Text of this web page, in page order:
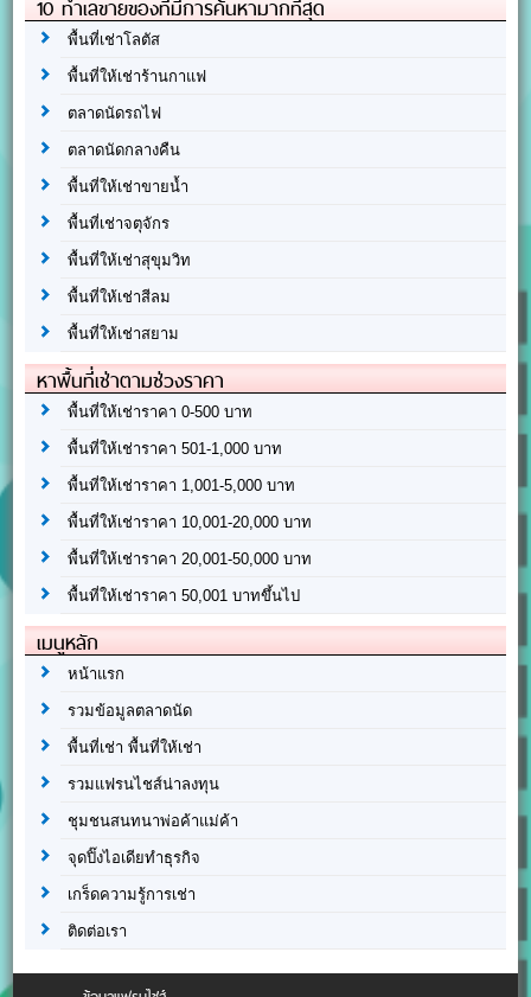
10 ทำเลขายของที่มีการค้นหามากที่สุด
พื้นที่เช่าโลตัส
พื้นที่ให้เช่าร้านกาแฟ
ตลาดนัดรถไฟ
ตลาดนัดกลางคืน
พื้นที่ให้เช่าขายน้ำ
พื้นที่เช่าจตุจักร
พื้นที่ให้เช่าสุขุมวิท
พื้นที่ให้เช่าสีลม
พื้นที่ให้เช่าสยาม
หาพื้นที่เช่าตามช่วงราคา
พื้นที่ให้เช่าราคา 0-500 บาท
พื้นที่ให้เช่าราคา 501-1,000 บาท
พื้นที่ให้เช่าราคา 1,001-5,000 บาท
พื้นที่ให้เช่าราคา 10,001-20,000 บาท
พื้นที่ให้เช่าราคา 20,001-50,000 บาท
พื้นที่ให้เช่าราคา 50,001 บาทขึ้นไป
เมนูหลัก
หน้าแรก
รวมข้อมูลตลาดนัด
พื้นที่เช่า พื้นที่ให้เช่า
รวมแฟรนไชส์น่าลงทุน
ชุมชนสนทนาพ่อค้าแม่ค้า
จุดปิ๊งไอเดียทำธุรกิจ
เกร็ดความรู้การเช่า
ติดต่อเรา